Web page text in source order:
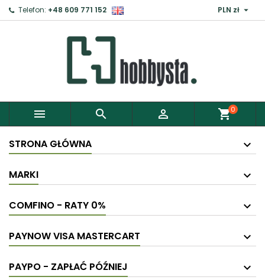
Telefon: +48 609 771 152 PLN zł 
   shopping_cart0
STRONA GŁÓWNA
MARKI
COMFINO - RATY 0%
PAYNOW VISA MASTERCART
PAYPO - ZAPŁAĆ PÓŹNIEJ